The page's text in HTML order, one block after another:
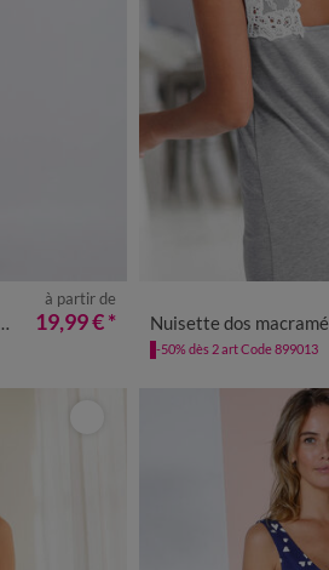
52
à partir de
19,99 €* Nuisette dos macramé -
-50% dès 2 art Code 899013